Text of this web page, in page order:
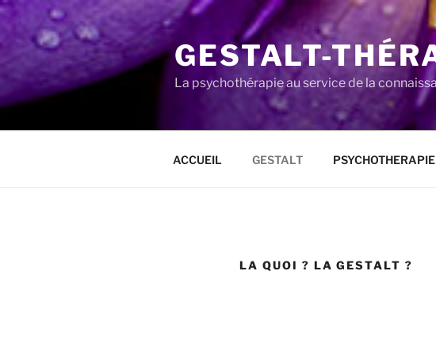
Aller
contenu
principal
GESTALT-
La psychothérapie au service de la
ACCUEIL GESTALT PSYCHOTHERAPIE
LA QUOI ? LA GESTALT ?